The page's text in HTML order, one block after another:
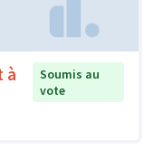
à
Soumis au
vote